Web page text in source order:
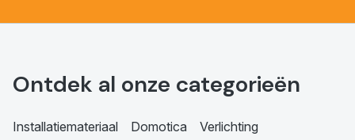
Ontdek al onze categorieën
Installatiemateriaal Domotica Verlichting